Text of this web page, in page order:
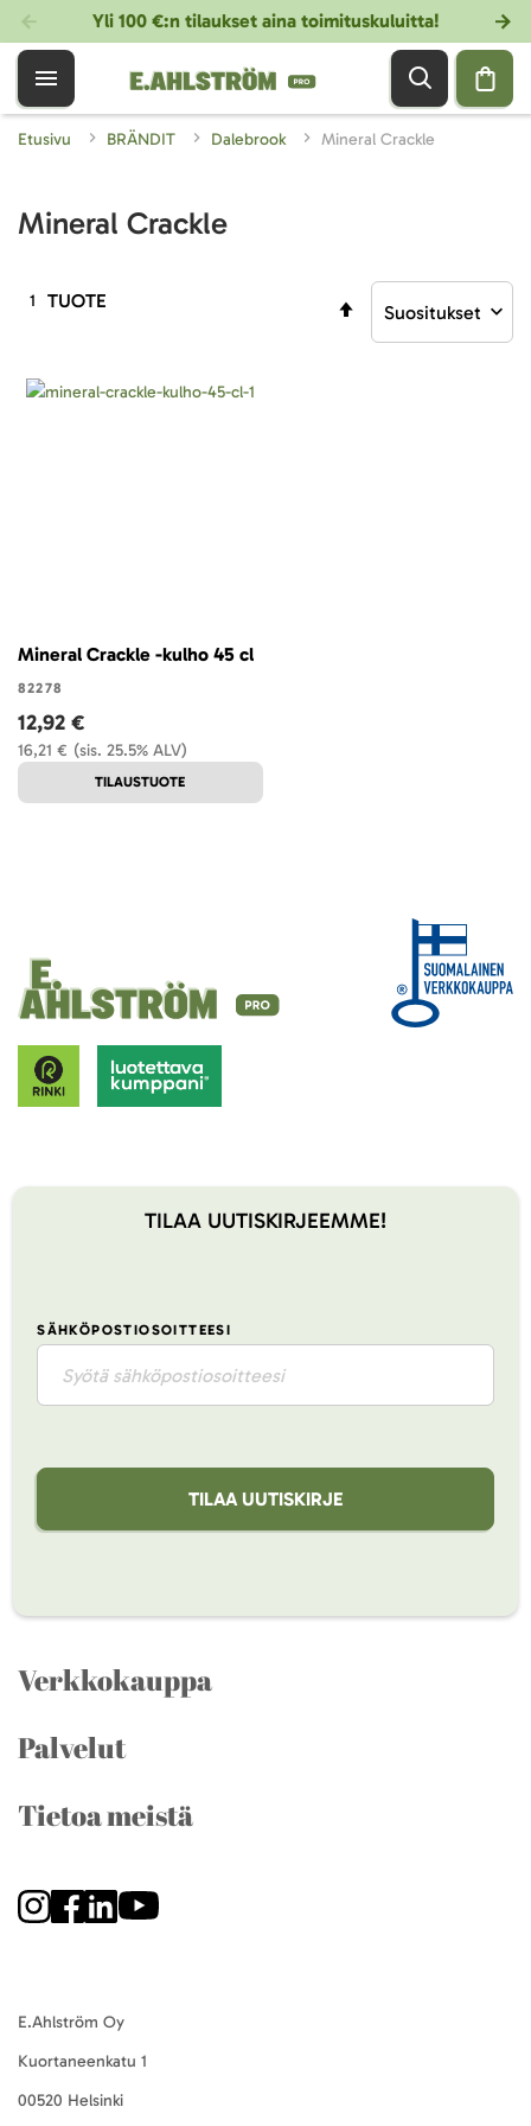
Yli 100 €:n tilaukset aina toimituskuluitta!
Etusivu BRÄNDIT Dalebrook Mineral Crackle
Mineral Crackle
1 TUOTE
Aseta
Mineral Crackle -kulho 45 cl
82278
(sis. 25.5% ALV)
16,21 €
12,92 €
TILAUSTUOTE
TILAA UUTISKIRJEEMME!
SÄHKÖPOSTIOSOITTEESI
TILAA UUTISKIRJE
Verkkokauppa
Palvelut
Tietoa meistä
E.Ahlström Oy
Kuortaneenkatu 1
00520 Helsinki